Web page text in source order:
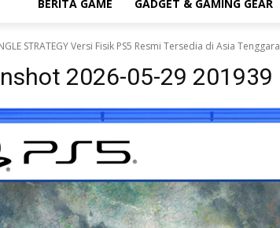
BERITA GAME GADGET & GAMING GEAR
STRATEGY Versi Fisik PS5 Resmi Tersedia di Asia Tenggara
2026-05-29 201939